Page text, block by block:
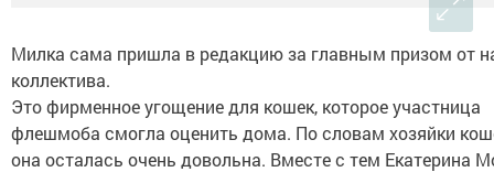
Милка сама пришла в редакцию за главным призом от
коллектива.
Это фирменное угощение для кошек, которое участница
флешмоба смогла оценить дома. По словам хозяйки
она осталась очень довольна. Вместе с тем Екатерина